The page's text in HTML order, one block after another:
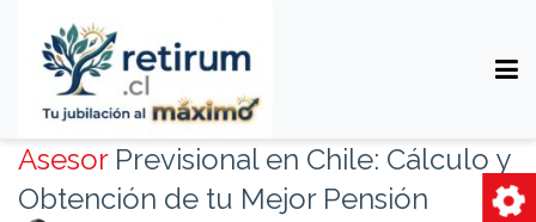
AsesorPrevisional en Chile: Cálculo y
Obtención de tu Mejor Pensión